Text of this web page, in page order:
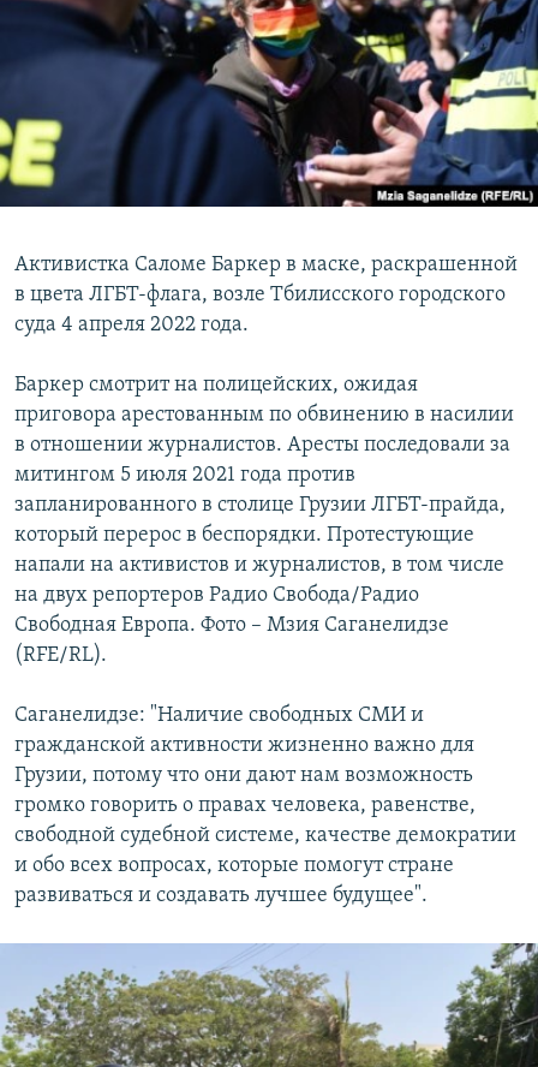
Активистка Саломе Баркер в маске, раскрашенной
в цвета ЛГБТ-флага, возле Тбилисского городского
суда 4 апреля 2022 года.
Баркер смотрит на полицейских, ожидая
приговора арестованным по обвинению в насилии
в отношении журналистов. Аресты последовали за
митингом 5 июля 2021 года против
запланированного в столице Грузии ЛГБТ-прайда,
который перерос в беспорядки. Протестующие
напали на активистов и журналистов, в том числе
на двух репортеров Радио Свобода/Радио
Свободная Европа. Фото – Мзия Саганелидзе
(RFE/RL).
Саганелидзе: "Наличие свободных СМИ и
гражданской активности жизненно важно для
Грузии, потому что они дают нам возможность
громко говорить о правах человека, равенстве,
свободной судебной системе, качестве демократии
и обо всех вопросах, которые помогут стране
развиваться и создавать лучшее будущее".